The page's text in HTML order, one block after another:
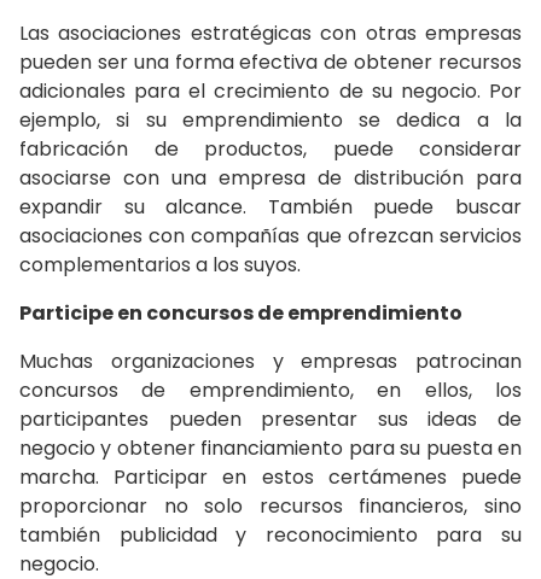
Las asociaciones estratégicas con otras empresas
pueden ser una forma efectiva de obtener recursos
adicionales para el crecimiento de su negocio. Por
ejemplo, si su emprendimiento se dedica a la
fabricación de productos, puede considerar
asociarse con una empresa de distribución para
expandir su alcance. También puede buscar
asociaciones con compañías que ofrezcan servicios
complementarios a los suyos.
Participe en concursos de emprendimiento
Muchas organizaciones y empresas patrocinan
concursos de emprendimiento, en ellos, los
participantes pueden presentar sus ideas de
negocio y obtener financiamiento para su puesta en
marcha. Participar en estos certámenes puede
proporcionar no solo recursos financieros, sino
también publicidad y reconocimiento para su
negocio.